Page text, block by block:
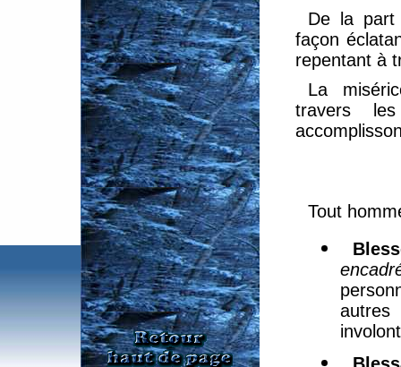
De la part
façon
repentant à
La
travers
Tout